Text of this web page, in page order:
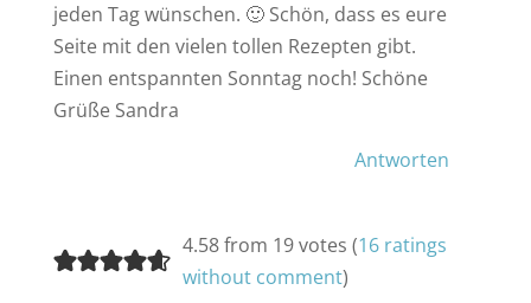
jeden Tag wünschen. 🙂 Schön, dass es eure
Seite mit den vielen tollen Rezepten gibt.
Einen entspannten Sonntag noch! Schöne
Grüße Sandra
Antworten
4.58 from 19 votes (16 ratings
without comment)